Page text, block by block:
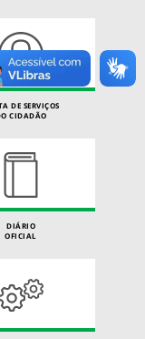
DE SERVIÇOS
CIDADÃO
DIÁRIO
OFICIAL